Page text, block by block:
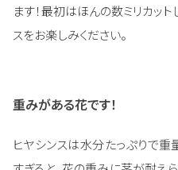
ます！最初はほんの数ミリカッ
スをお楽しみください。
重みがある花です！
ヒヤシンスは水分たっぷりで